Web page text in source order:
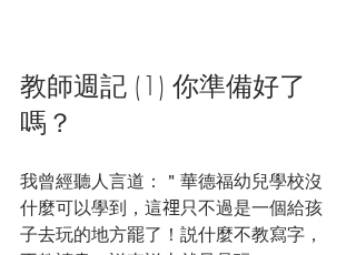
教師週記 (1) 你準備好了
嗎？
我曾經聽人言道：＂華德福幼兒學校沒
什麼可以學到，這𥚃只不過是一個給孩
子去玩的地方罷了！説什麼不教寫字，